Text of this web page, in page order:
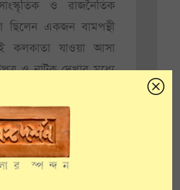
ও রাজনৈতিক
ছিলেন একজন বামপন্থী
কলকাতা যাওয়া আসা
ও নাটক দেখার মধ্যে
থিয়েটারটাই বুঝতেন।